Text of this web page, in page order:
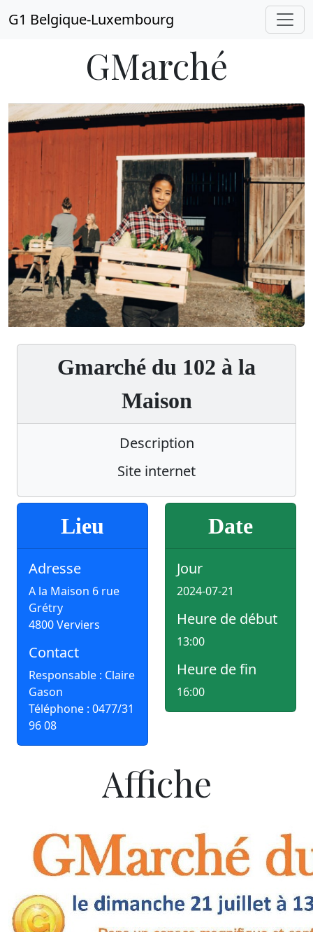
G1 Belgique-Luxembourg
GMarché
Gmarché du 102 à la
Maison
Description
Site internet
Lieu
Adresse
A la Maison 6 rue
Grétry
4800 Verviers
Contact
Responsable : Claire
Gason
Téléphone : 0477/31
96 08
Date
Jour
2024-07-21
Heure de début
13:00
Heure de fin
16:00
Affiche